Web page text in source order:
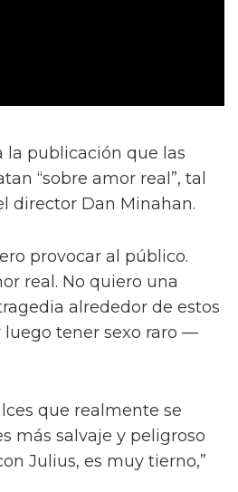
la publicación que las
“sobre amor real”, tal
director Dan Minahan.
provocar al público.
real. No quiero una
alrededor de estos
luego tener sexo raro —
que realmente se
más salvaje y peligroso
Julius, es muy tierno,”